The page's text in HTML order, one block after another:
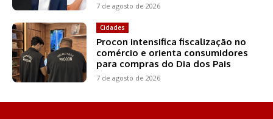
7 de agosto de 2026
Cidades
Procon intensifica fiscalização no
comércio e orienta consumidores
para compras do Dia dos Pais
7 de agosto de 2026